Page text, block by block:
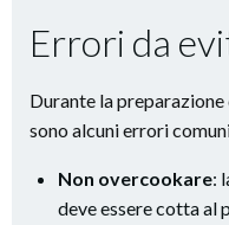
Errori da
Durante la
sono alcuni errori
Non overcookare:
deve essere cotta al